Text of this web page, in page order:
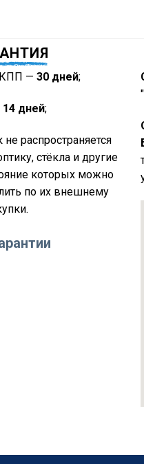
— 30 дней;
14 дней;
распространяется
стёкла и другие
которых можно
по их внешнему